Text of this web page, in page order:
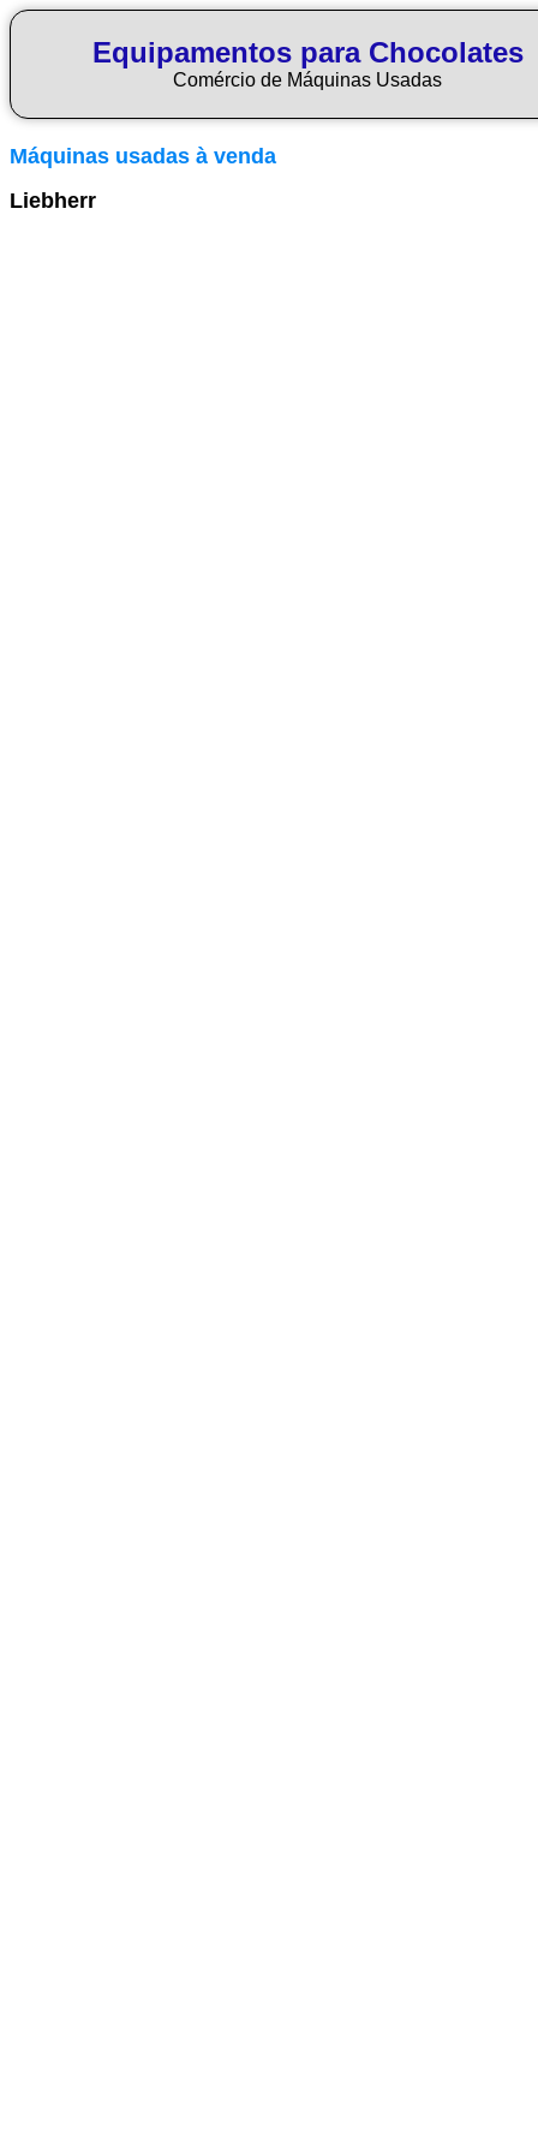
Equipamentos para Chocolates
Comércio de Máquinas Usadas
Máquinas usadas à venda
Liebherr